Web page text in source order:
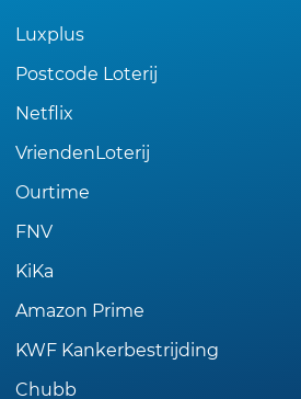
Luxplus
Postcode Loterij
Netflix
VriendenLoterij
Ourtime
FNV
KiKa
Amazon Prime
KWF Kankerbestrijding
Chubb